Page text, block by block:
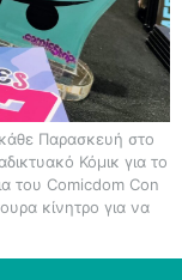
Παρασκευή στο
Κόμικ για το
του Comicdom Con
κίνητρο για να